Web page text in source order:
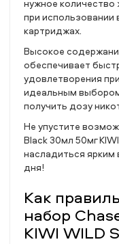
нужное
при использовании
картриджах.
Высокое
обеспечивает
удовлетворения
идеальным
получить дозу
Не упустите
Black 30мл 50мг
насладиться
дня!
Как
набор
KIWI WILD